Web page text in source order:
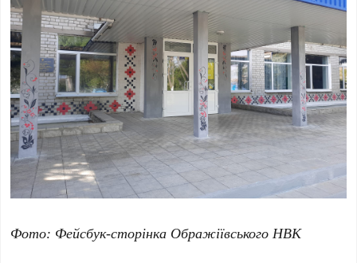
Фото: Фейсбук-сторінка Ображіївського НВК